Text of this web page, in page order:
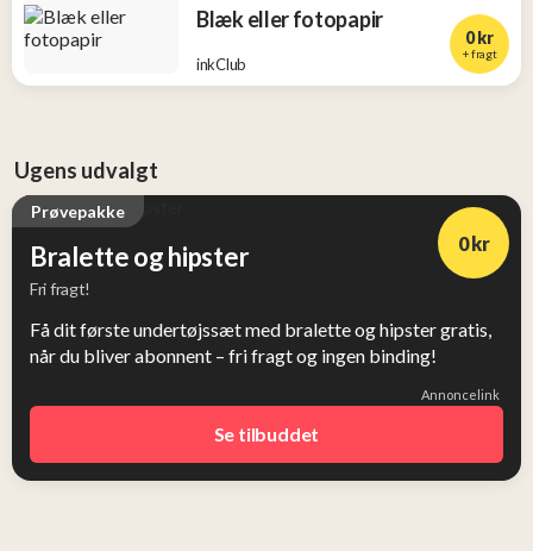
Blæk eller fotopapir
inkClub
0 kr
+ fragt
Ugens udvalgt
Prøvepakke
Bralette og hipster
Fri fragt!
0 kr
Få dit første undertøjssæt med bralette og hipster gratis,
når du bliver abonnent – fri fragt og ingen binding!
Annoncelink
Se tilbuddet